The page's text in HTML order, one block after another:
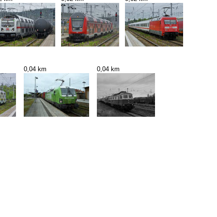
0,04 km 0,04 km